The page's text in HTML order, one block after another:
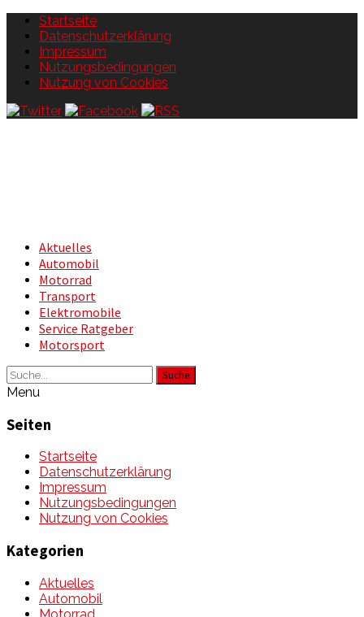
Startseite
Datenschutzerklärung
Impressum
Nutzungsbedingungen
Nutzung von Cookies
Aktuelles
Automobil
Motorrad
Transport
Elektromobile
Service Ratgeber
Motorsport
Suche
Menu
Seiten
Startseite
Datenschutzerklärung
Impressum
Nutzungsbedingungen
Nutzung von Cookies
Kategorien
Aktuelles
Automobil